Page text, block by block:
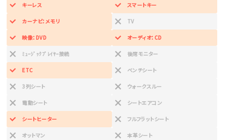
キーレス スマートキー
カーナビ：メモリ TV
映像：DVD オーディオ：CD
ﾐｭｰｼﾞｯｸﾌﾟﾚｲﾔｰ接続 後席モニター
ETC ベンチシート
3列シート ウォークスルー
電動シート シートエアコン
シートヒーター フルフラットシート
オットマン 本革シート